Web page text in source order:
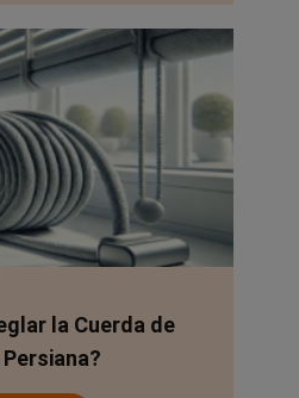
la Cuerda de
Persiana?